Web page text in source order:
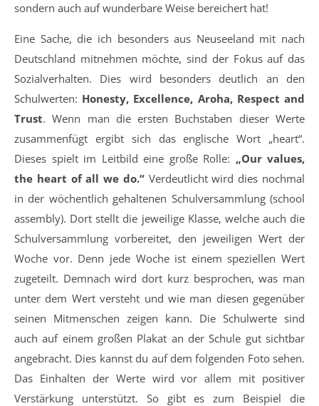
sondern auch auf wunderbare Weise bereichert hat!
Eine Sache, die ich besonders aus Neuseeland mit nach
Deutschland mitnehmen möchte, sind der Fokus auf das
Sozialverhalten. Dies wird besonders deutlich an den
Schulwerten: Honesty, Excellence, Aroha, Respect and
Trust. Wenn man die ersten Buchstaben dieser Werte
zusammenfügt ergibt sich das englische Wort „heart“.
Dieses spielt im Leitbild eine große Rolle: „Our values,
the heart of all we do.“ Verdeutlicht wird dies nochmal
in der wöchentlich gehaltenen Schulversammlung (school
assembly). Dort stellt die jeweilige Klasse, welche auch die
Schulversammlung vorbereitet, den jeweiligen Wert der
Woche vor. Denn jede Woche ist einem speziellen Wert
zugeteilt. Demnach wird dort kurz besprochen, was man
unter dem Wert versteht und wie man diesen gegenüber
seinen Mitmenschen zeigen kann. Die Schulwerte sind
auch auf einem großen Plakat an der Schule gut sichtbar
angebracht. Dies kannst du auf dem folgenden Foto sehen.
Das Einhalten der Werte wird vor allem mit positiver
Verstärkung unterstützt. So gibt es zum Beispiel die